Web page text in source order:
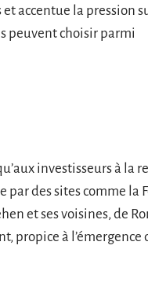
accentue la pression
peuvent choisir parmi
investisseurs à la
par des sites comme la
et ses voisines, de
propice à l’émergence